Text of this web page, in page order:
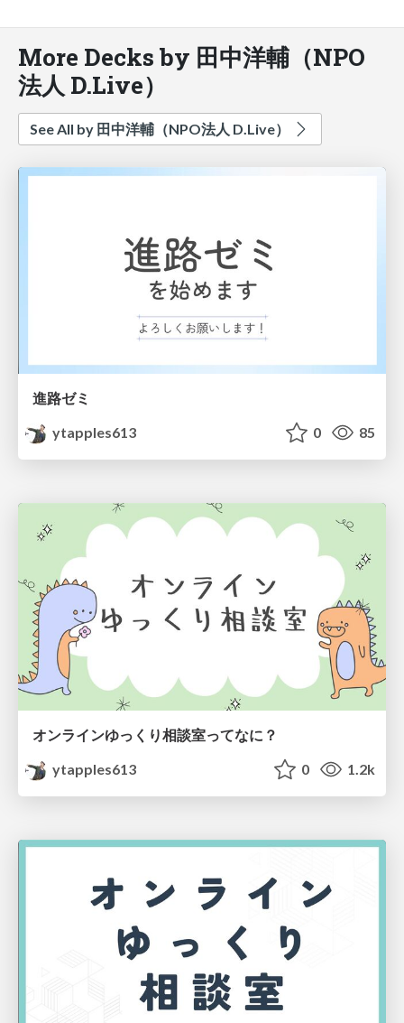
More Decks by 田中洋輔（NPO
法人 D.Live）
See All by 田中洋輔（NPO法人 D.Live）
進路ゼミ
ytapples613
0 85
オンラインゆっくり相談室ってなに？
ytapples613
0 1.2k